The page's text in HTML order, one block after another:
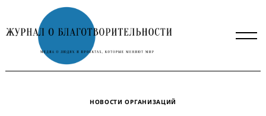
to
content
НОВОСТИ ОРГАНИЗАЦИЙ